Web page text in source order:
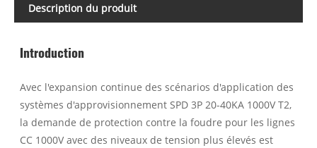
Description du produit
Introduction
Avec l'expansion continue des scénarios d'application des
systèmes d'approvisionnement SPD 3P 20-40KA 1000V T2,
la demande de protection contre la foudre pour les lignes
CC 1000V avec des niveaux de tension plus élevés est